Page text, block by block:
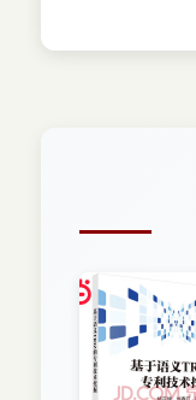
8.6 R语言的
第9章 大数据
9.1 大数据分
9.3 大数据与
9.4 隐私问题
9.5 大数据推
9.6 数据共享
9.7 大数据安